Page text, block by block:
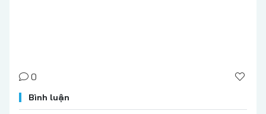
0
Bình luận